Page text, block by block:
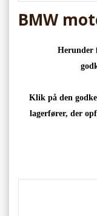
BMW
Herunder
Klik på den
lagerfører, der